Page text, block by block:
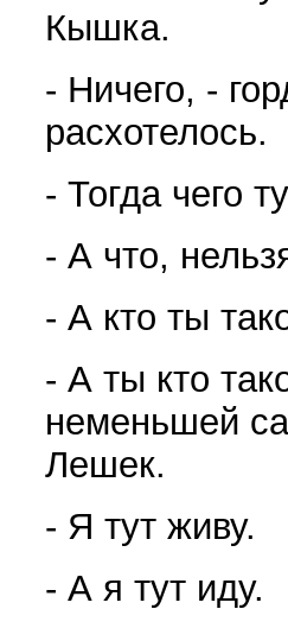
Кышка.
- Ничего, -
расхотелось.
- Тогда чего
- А что,
- А кто ты
- А ты кто
неменьшей
Лешек.
- Я тут живу.
- А я тут иду.